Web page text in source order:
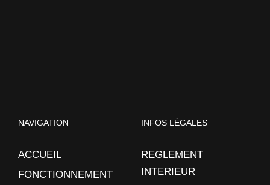
NAVIGATION
ACCUEIL
FONCTIONNEMENT
INFOS LÉGALES
REGLEMENT
INTERIEUR